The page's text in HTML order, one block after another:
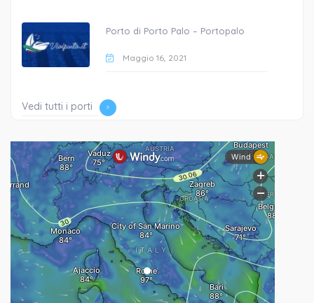
Porto di Porto Palo – Portopalo
Maggio 16, 2021
Vedi tutti i porti